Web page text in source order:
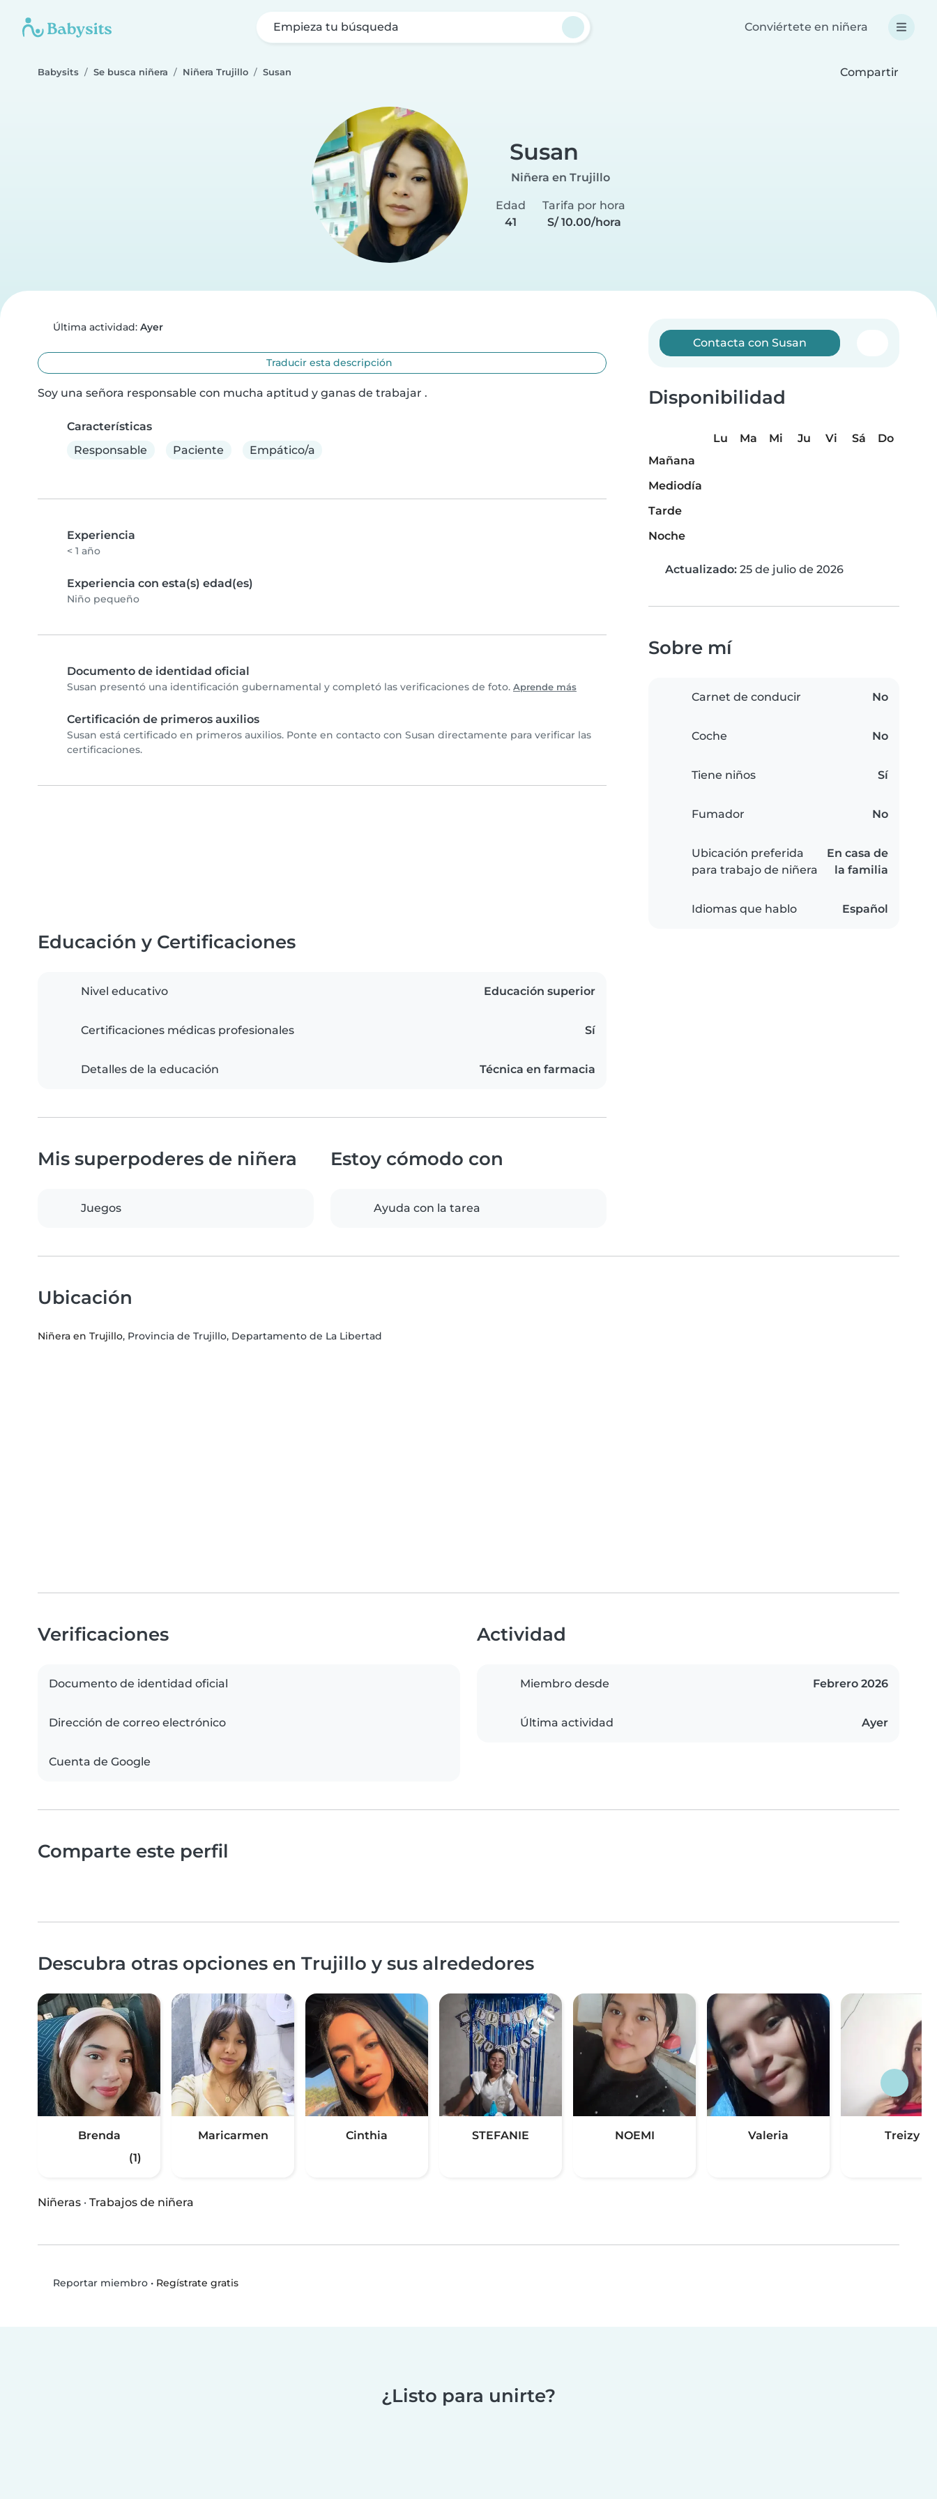
Empieza tu búsqueda Conviértete en niñera
Babysits Se busca niñera Niñera Trujillo Susan Compartir
Susan
Niñera en Trujillo
Edad
41
Tarifa por hora
S/ 10.00/hora
Última actividad: Ayer
Traducir esta descripción
Soy una señora responsable con mucha aptitud y ganas de trabajar .
Características
Responsable
Paciente Empático/a
Experiencia
< 1 año
Experiencia con esta(s) edad(es)
Niño pequeño
Documento de identidad oficial
Susan presentó una identificación gubernamental y completó las verificaciones de foto. Aprende más
Certificación de primeros auxilios
Susan está certificado en primeros auxilios. Ponte en contacto con Susan directamente para verificar las
certificaciones.
Contacta con Susan
Disponibilidad
Lu Ma Mi Ju Vi Sá
Do
Mañana
Mediodía
Tarde
Noche
Actualizado: 25 de julio de 2026
Sobre mí
Carnet de conducir No
Coche No
Tiene niños Sí
Fumador No
Ubicación preferida
para trabajo de niñera
En casa de
la familia
Idiomas que hablo Español
Educación y Certificaciones
Nivel educativo Educación superior
Certificaciones médicas profesionales Sí
Detalles de la educación Técnica en farmacia
Mis superpoderes de niñera
Juegos
Estoy cómodo con
Ayuda con la tarea
Ubicación
Niñera en Trujillo, Provincia de Trujillo, Departamento de La Libertad
Verificaciones
Documento de identidad oficial
Dirección de correo electrónico
Cuenta de Google
Actividad
Miembro desde Febrero 2026
Última actividad Ayer
Comparte este perfil
Descubra otras opciones en Trujillo y sus alrededores
Brenda
(1)
Maricarmen Cinthia STEFANIE NOEMI Valeria Treizy
Niñeras · Trabajos de niñera
Reportar miembro• Regístrate gratis
¿Listo para unirte?